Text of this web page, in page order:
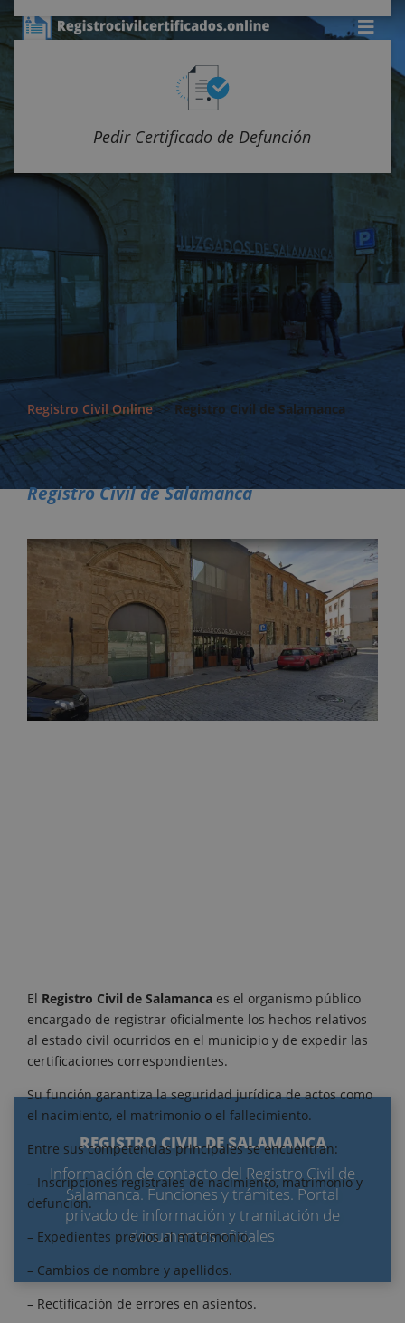
REGISTRO CIVIL DE SALAMANCA
Información de contacto del Registro Civil de
Salamanca. Funciones y trámites. Portal
privado de información y tramitación de
documentos oficiales
Pedir Certificado de Defunción
Registro Civil Online>> Registro Civil de Salamanca
Registro Civil de Salamanca
El Registro Civil de Salamanca es el organismo público
encargado de registrar oficialmente los hechos relativos
al estado civil ocurridos en el municipio y de expedir las
certificaciones correspondientes.
Su función garantiza la seguridad jurídica de actos como
el nacimiento, el matrimonio o el fallecimiento.
Entre sus competencias principales se encuentran:
– Inscripciones registrales de nacimiento, matrimonio y
defunción.
– Expedientes previos al matrimonio.
– Cambios de nombre y apellidos.
– Rectificación de errores en asientos.